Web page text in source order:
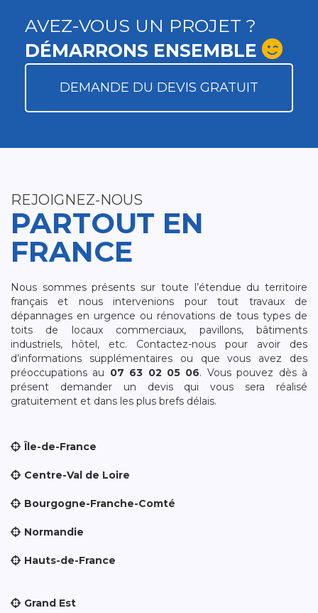
AVEZ-VOUS UN PROJET ?
DÉMARRONS ENSEMBLE
DEMANDE DU DEVIS GRATUIT
REJOIGNEZ-NOUS
PARTOUT EN
FRANCE
Nous sommes présents sur toute l’étendue du territoire
français et nous intervenions pour tout travaux de
dépannages en urgence ou rénovations de tous types de
toits de locaux commerciaux, pavillons, bâtiments
industriels, hôtel, etc. Contactez-nous pour avoir des
d’informations supplémentaires ou que vous avez des
préoccupations au 07 63 02 05 06. Vous pouvez dès à
présent demander un devis qui vous sera réalisé
gratuitement et dans les plus brefs délais.
Île-de-France
Centre-Val de Loire
Bourgogne-Franche-Comté
Normandie
Hauts-de-France
Grand Est